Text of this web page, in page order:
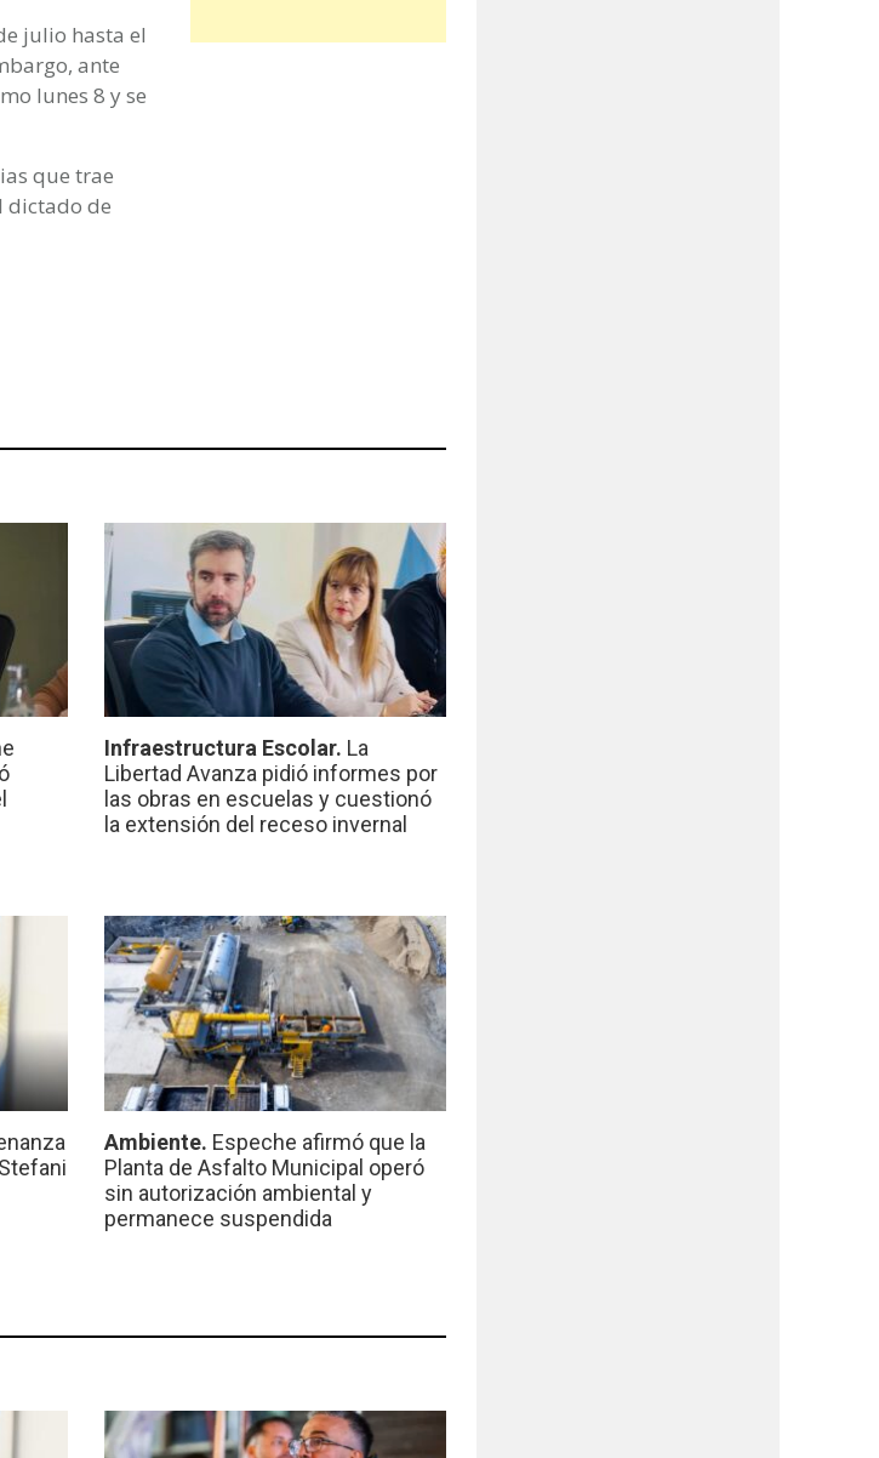
julio hasta el
ante
lunes 8 y se
que trae
dictado de
Infraestructura Escolar. La
Libertad Avanza pidió informes por
las obras en escuelas y cuestionó
la extensión del receso invernal
Ambiente. Espeche afirmó que la
Planta de Asfalto Municipal operó
sin autorización ambiental y
permanece suspendida